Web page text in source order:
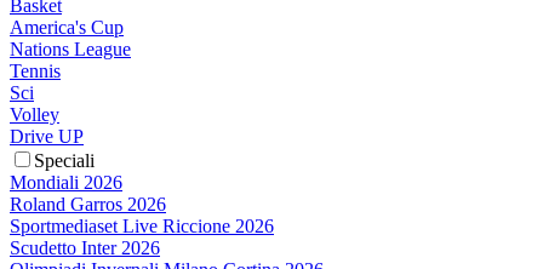
Basket
America's Cup
Nations League
Tennis
Sci
Volley
Drive UP
Speciali
Mondiali 2026
Roland Garros 2026
Sportmediaset Live Riccione 2026
Scudetto Inter 2026